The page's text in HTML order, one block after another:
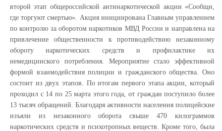
второй этап общероссийской антинаркотической акции «Сообщи,
где торгуют смертью». Акция инициирована Главным управлением
по контролю за оборотом наркотиков МВД России и направлена на
привлечение общественности к противодействию незаконному
обороту наркотических средств и профилактике их
немедицинского потребления. Мероприятие стало эффективной
формой взаимодействия полиции и гражданского общества. Оно
состоит из двух этапов. По итогам первого этапа акции, который
проходил с 14 по 25 марта этого года, от граждан поступило более
13 тысяч обращений. Благодаря активности населения полицейские
изъяли из незаконного оборота свыше 470 килограммов
наркотических средств и психотропных веществ. Кроме того, была